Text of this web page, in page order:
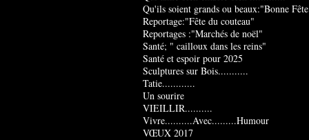
Qu'ils soient grands ou beaux:"Bonne
Reportage:"Fête du couteau"
Reportages :"Marchés de noël"
Santé; " cailloux dans les reins"
Santé et espoir pour 2025
Sculptures sur Bois...........
Tatie............
Un sourire
VIEILLIR..........
Vivre..........Avec.........Humour
VŒUX 2017